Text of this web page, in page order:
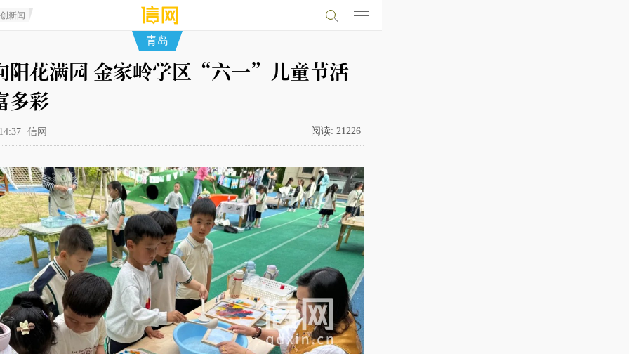
新闻
青岛
阳花满园 金家岭学区“六一”儿童节活
多彩
信网 阅读: 21226